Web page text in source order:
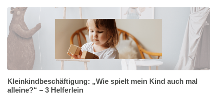
Kleinkindbeschäftigung: „Wie spielt mein Kind auch mal
alleine?“ – 3 Helferlein